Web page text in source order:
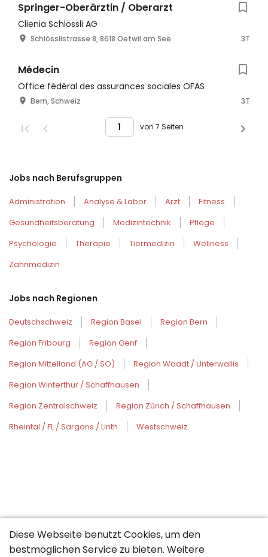
Springer-Oberärztin / Oberarzt
Clienia Schlössli AG
Schlösslistrasse 8, 8618 Oetwil am See 3T
Médecin
Office fédéral des assurances sociales OFAS
Bern, Schweiz 3T
von 7 Seiten
Jobs nach Berufsgruppen
Administration Analyse & Labor Arzt
Fitness
Gesundheitsberatung
Medizintechnik
Pflege
Psychologie
Therapie Tiermedizin
Wellness
Zahnmedizin
Jobs nach Regionen
Deutschschweiz Region Basel
Region Bern
Region Fribourg
Region Genf
Region Mittelland (AG / SO)
Region Waadt / Unterwallis
Region Winterthur / Schaffhausen
Region Zentralschweiz
Region Zürich / Schaffhausen
Rheintal / FL / Sargans / Linth
Westschweiz
Diese Webseite benutzt Cookies, um den
bestmöglichen Service zu bieten. Weitere